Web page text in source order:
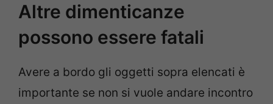
Altre dimenticanze
possono essere fatali
Avere a bordo gli oggetti sopra elencati è
importante se non si vuole andare incontro